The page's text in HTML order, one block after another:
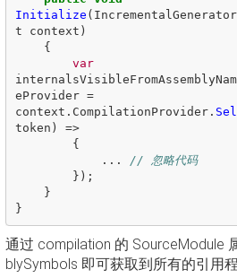
Initialize (
t
context )
{
var
eProvider =
context . CompilationProvider.
token )
=>
{
...
// 忽略代码
});
}
}
通过 compilation 的 SourceModule
blySymbols 即可获取到所有的引用